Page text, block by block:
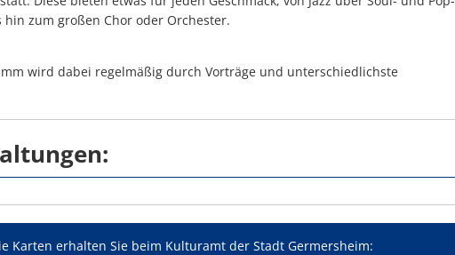
zum großen Chor oder Orchester.
wird dabei regelmäßig durch Vorträge und unterschiedlichste
Karten erhalten Sie beim Kulturamt der Stadt Germersheim: